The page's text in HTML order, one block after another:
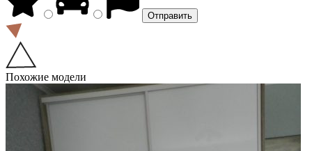
Похожие модели